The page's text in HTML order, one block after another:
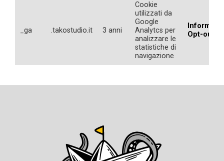
_ga .takostudio.it 3 anni
Cookie
utilizzati da
Google
Analytcs per
analizzare le
statistiche di
navigazione
Opt-out